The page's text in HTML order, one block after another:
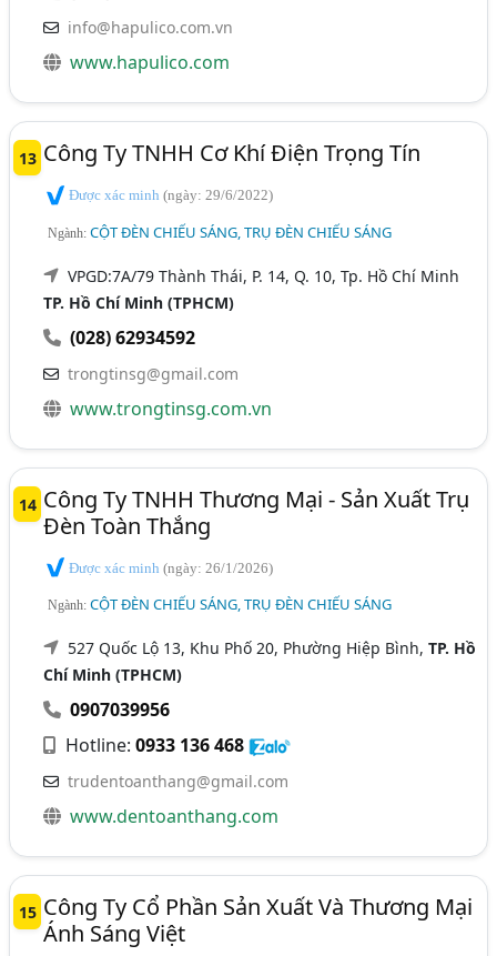
info@hapulico.com.vn
www.hapulico.com
13 Công Ty TNHH Cơ Khí Điện Trọng Tín
Được xác minh(ngày: 29/6/2022)
Ngành:CỘT ĐÈN CHIẾU SÁNG, TRỤ ĐÈN CHIẾU SÁNG
VPGD:7A/79 Thành Thái, P. 14, Q. 10, Tp. Hồ Chí Minh
TP. Hồ Chí Minh (TPHCM)
(028) 62934592
trongtinsg@gmail.com
www.trongtinsg.com.vn
14 Công Ty TNHH Thương Mại - Sản Xuất Trụ
Đèn Toàn Thắng
Được xác minh(ngày: 26/1/2026)
Ngành:CỘT ĐÈN CHIẾU SÁNG, TRỤ ĐÈN CHIẾU SÁNG
527 Quốc Lộ 13, Khu Phố 20, Phường Hiệp Bình,TP. Hồ
Chí Minh (TPHCM)
0907039956
Hotline:0933 136 468
trudentoanthang@gmail.com
www.dentoanthang.com
15 Công Ty Cổ Phần Sản Xuất Và Thương Mại
Ánh Sáng Việt